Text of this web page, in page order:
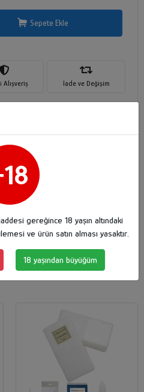
Sepete Ekle
Alışveriş İade ve Değişim
, Boy: 450 mm, Yükseklik: 2 mm
gereğince 18 yaşın altındaki
ve ürün satın alması yasaktır.
18 yaşından büyüğüm